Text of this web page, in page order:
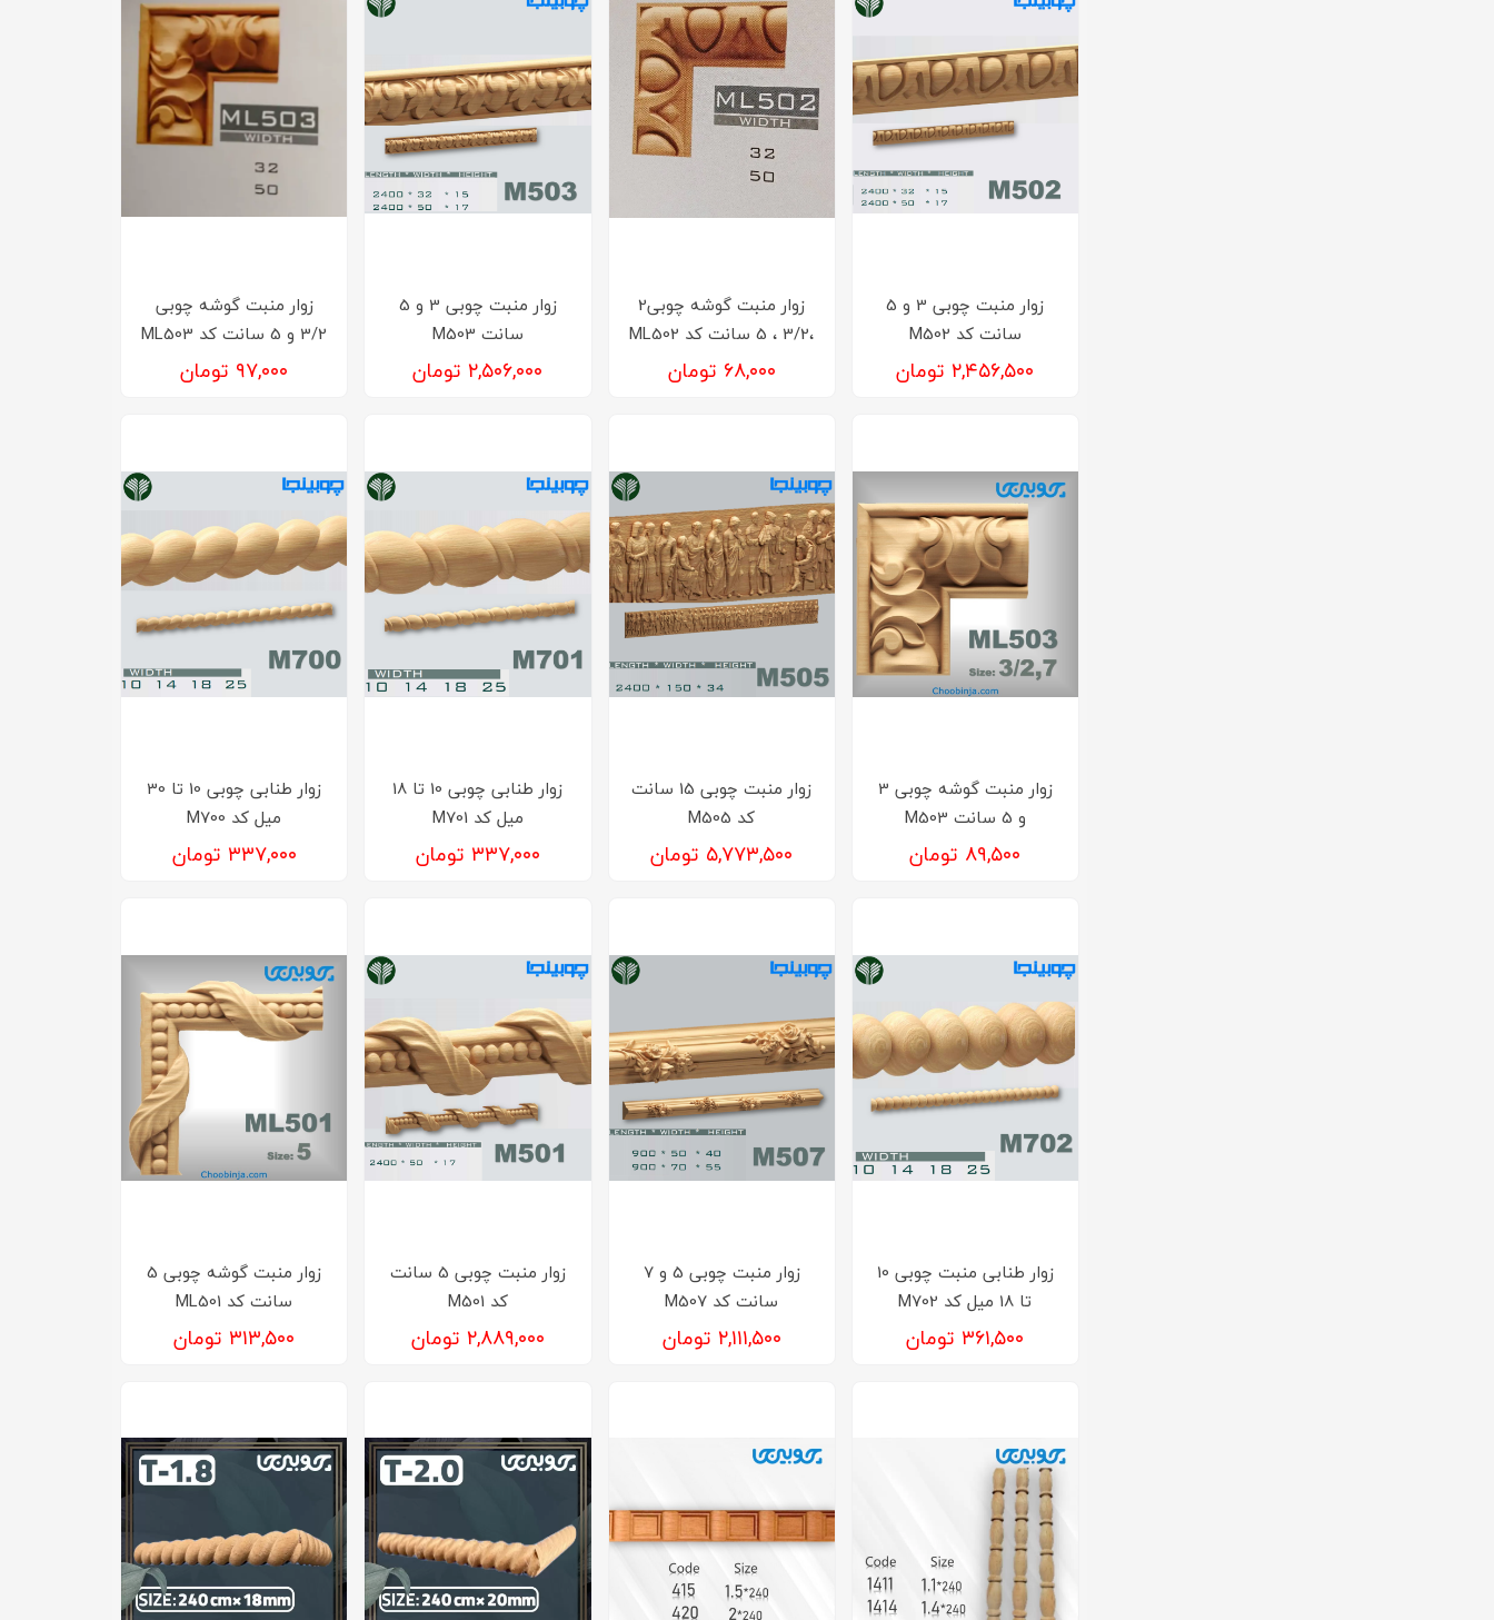
زوار منبت چوبی 3 و 5
سانت کد M502
۲,۴۵۶,۵۰۰ تومان
زوار منبت گوشه چوبی2
،3/2 ، 5 سانت کد ML502
۶۸,۰۰۰ تومان
زوار منبت چوبی 3 و 5
سانت M503
۲,۵۰۶,۰۰۰ تومان
زوار منبت گوشه چوبی
3/2 و 5 سانت کد ML503
۹۷,۰۰۰ تومان
زوار منبت گوشه چوبی 3
و 5 سانت M503
۸۹,۵۰۰ تومان
زوار منبت چوبی 15 سانت
کد M505
۵,۷۷۳,۵۰۰ تومان
زوار طنابی چوبی 10 تا 18
میل کد M701
۳۳۷,۰۰۰ تومان
زوار طنابی چوبی 10 تا 30
میل کد M700
۳۳۷,۰۰۰ تومان
زوار طنابی منبت چوبی 10
تا 18 میل کد M702
۳۶۱,۵۰۰ تومان
زوار منبت چوبی 5 و 7
سانت کد M507
۲,۱۱۱,۵۰۰ تومان
زوار منبت چوبی 5 سانت
کد M501
۲,۸۸۹,۰۰۰ تومان
زوار منبت گوشه چوبی 5
سانت کد ML501
۳۱۳,۵۰۰ تومان